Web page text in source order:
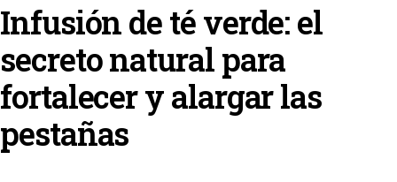
Infusión de té verde: el
secreto natural para
fortalecer y alargar las
pestañas